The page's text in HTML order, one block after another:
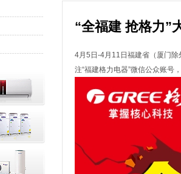
“全福建 抢格力”
4月5日-4月11日福建省（厦门
注“福建格力电器”微信公众账